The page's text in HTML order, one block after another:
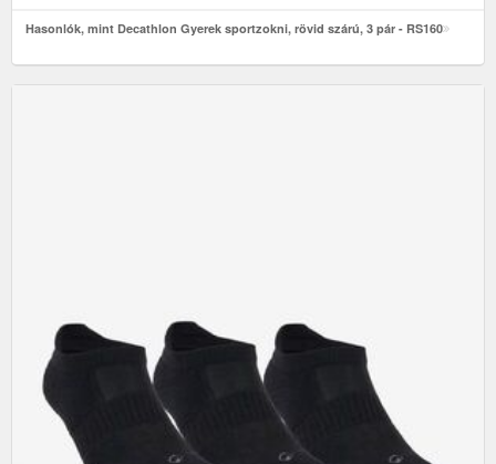
Hasonlók, mint Decathlon Gyerek sportzokni, rövid szárú, 3 pár - RS160